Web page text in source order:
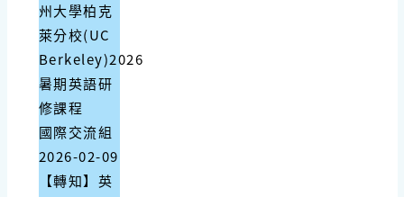
州大學柏克
萊分校(UC
Berkeley)2026
暑期英語研
修課程
國際交流組
2026-02-09
【轉知】英